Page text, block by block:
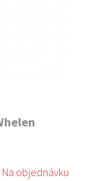
Na objednávku